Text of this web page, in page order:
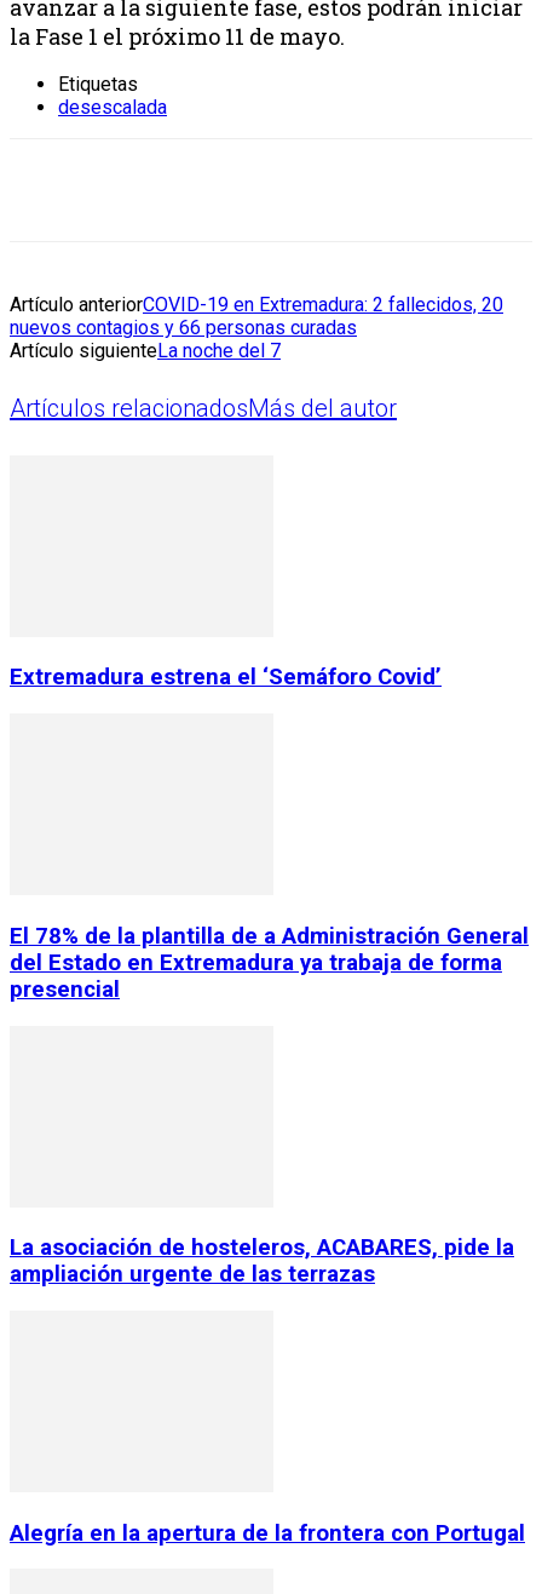
avanzar a la siguiente fase, estos podrán iniciar
la Fase 1 el próximo 11 de mayo.
Etiquetas
desescalada
Artículo anteriorCOVID-19 en Extremadura: 2 fallecidos, 20
nuevos contagios y 66 personas curadas
Artículo siguienteLa noche del 7
Artículos relacionadosMás del autor
Extremadura estrena el ‘Semáforo Covid’
El 78% de la plantilla de a Administración General
del Estado en Extremadura ya trabaja de forma
presencial
La asociación de hosteleros, ACABARES, pide la
ampliación urgente de las terrazas
Alegría en la apertura de la frontera con Portugal